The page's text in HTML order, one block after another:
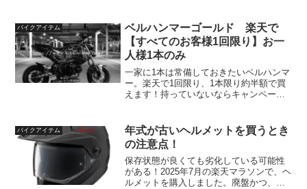
バイクアイテム
ベルハンマーゴールド 楽天で
【すべてのお客様1回限り】お一
人様1本のみ
一家に1本は常備しておきたいベルハンマ
ー。楽天で1回限り、1本限り約半額で買
えます！持っていないならキャンペーン
バイクアイテム
年式が古いヘルメットを買うとき
の注意点！
保存状態が良くても劣化している可能性
がある！2025年7月の楽天マラソンで、ヘ
ルメットを購入しました。廃盤かつ、